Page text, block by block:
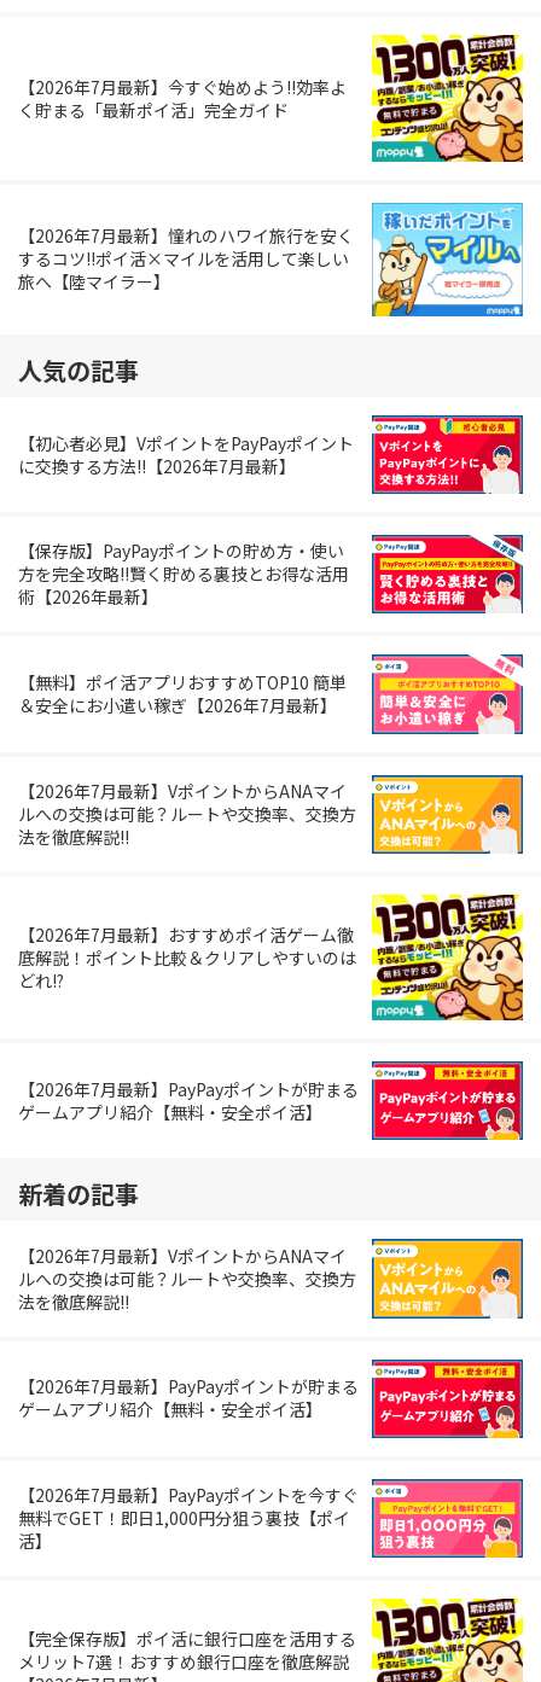
【2026年7月最新】今すぐ始めよう!!効率よ
く貯まる「最新ポイ活」完全ガイド
【2026年7月最新】憧れのハワイ旅行を安く
するコツ!!ポイ活×マイルを活用して楽しい
旅へ【陸マイラー】
人気の記事
【初心者必見】VポイントをPayPayポイント
に交換する方法!!【2026年7月最新】
【保存版】PayPayポイントの貯め方・使い
方を完全攻略!!賢く貯める裏技とお得な活用
術【2026年最新】
【無料】ポイ活アプリおすすめTOP10 簡単
＆安全にお小遣い稼ぎ【2026年7月最新】
【2026年7月最新】VポイントからANAマイ
ルへの交換は可能？ルートや交換率、交換方
法を徹底解説!!
【2026年7月最新】おすすめポイ活ゲーム徹
底解説！ポイント比較＆クリアしやすいのは
どれ!?
【2026年7月最新】PayPayポイントが貯まる
ゲームアプリ紹介【無料・安全ポイ活】
新着の記事
【2026年7月最新】VポイントからANAマイ
ルへの交換は可能？ルートや交換率、交換方
法を徹底解説!!
【2026年7月最新】PayPayポイントが貯まる
ゲームアプリ紹介【無料・安全ポイ活】
【2026年7月最新】PayPayポイントを今すぐ
無料でGET！即日1,000円分狙う裏技【ポイ
活】
【完全保存版】ポイ活に銀行口座を活用する
メリット7選！おすすめ銀行口座を徹底解説